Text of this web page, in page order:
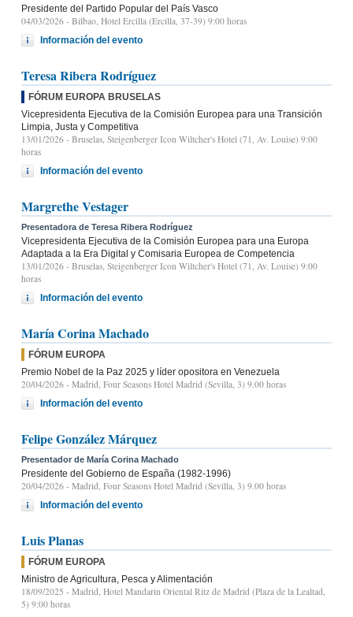
Presidente del Partido Popular del País Vasco
04/03/2026 - Bilbao, Hotel Ercilla (Ercilla, 37-39) 9:00 horas
Información del evento
Teresa Ribera Rodríguez
FÓRUM EUROPA BRUSELAS
Vicepresidenta Ejecutiva de la Comisión Europea para una Transición
Limpia, Justa y Competitiva
13/01/2026 - Bruselas, Steigenberger Icon Wiltcher's Hotel (71, Av. Louise) 9:00
horas
Información del evento
Margrethe Vestager
Presentadora de Teresa Ribera Rodríguez
Vicepresidenta Ejecutiva de la Comisión Europea para una Europa
Adaptada a la Era Digital y Comisaria Europea de Competencia
13/01/2026 - Bruselas, Steigenberger Icon Wiltcher's Hotel (71, Av. Louise) 9:00
horas
Información del evento
María Corina Machado
FÓRUM EUROPA
Premio Nobel de la Paz 2025 y líder opositora en Venezuela
20/04/2026 - Madrid, Four Seasons Hotel Madrid (Sevilla, 3) 9.00 horas
Información del evento
Felipe González Márquez
Presentador de María Corina Machado
Presidente del Gobierno de España (1982-1996)
20/04/2026 - Madrid, Four Seasons Hotel Madrid (Sevilla, 3) 9.00 horas
Información del evento
Luis Planas
FÓRUM EUROPA
Ministro de Agricultura, Pesca y Alimentación
18/09/2025 - Madrid, Hotel Mandarin Oriental Ritz de Madrid (Plaza de la Lealtad,
5) 9:00 horas